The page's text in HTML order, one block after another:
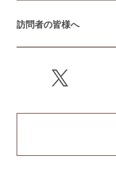
訪問者の皆様へ